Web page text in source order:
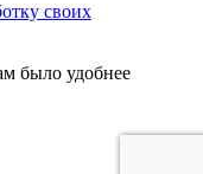
своих
было удобнее